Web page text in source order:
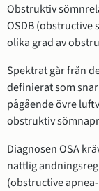
Obstruktiv
OSDB
olika grad av
Spektrat går från
definierat som
pågående övre
obstruktiv
Diagnosen OSA
nattlig
(obstructive